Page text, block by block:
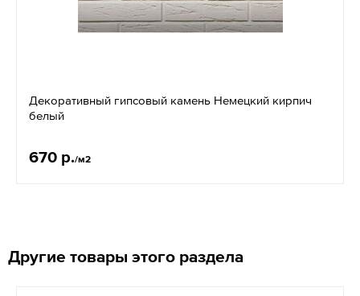
Декоративный гипсовый камень Немецкий кирпич
белый
670 р./м2
Другие товары этого раздела